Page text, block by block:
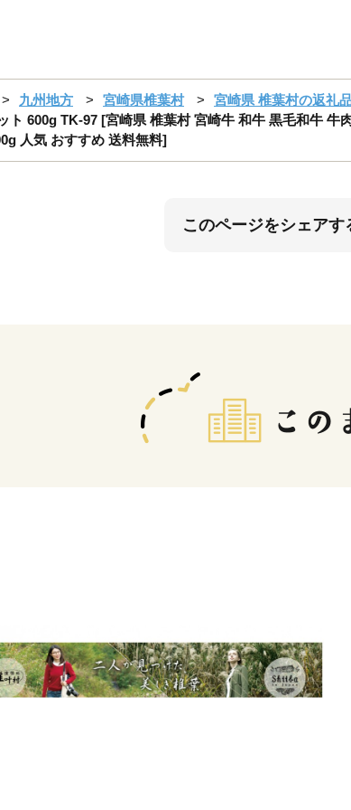
九州地方 宮崎県椎葉村
宮崎県 椎葉村の返礼
ト 600g TK-97 [宮崎県 椎葉村 宮崎牛 和牛 黒毛和牛
人気 おすすめ 送料無料]
このページをシェアす